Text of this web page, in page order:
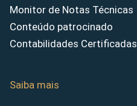
Monitor de Notas Técnicas
Conteúdo patrocinado
Contabilidades Certificadas
Saiba mais